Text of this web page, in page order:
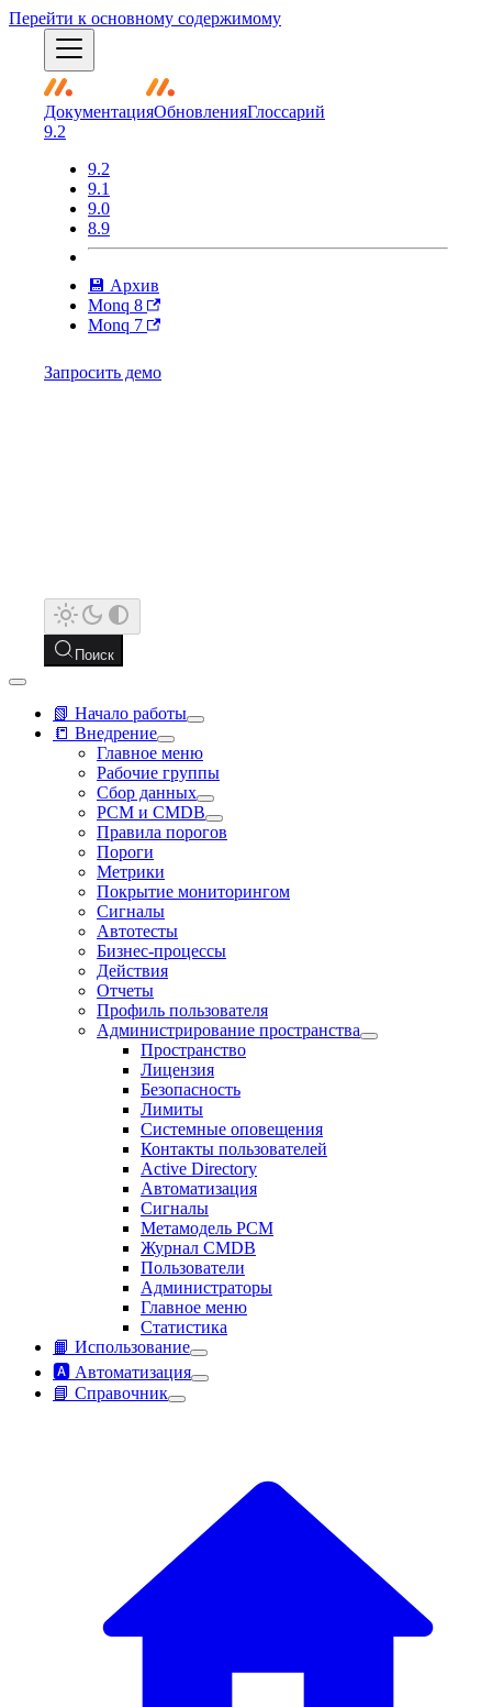
Перейти к основному содержимому
ДокументацияОбновленияГлоссарий
9.2
9.2
9.1
9.0
8.9
💾 Архив
Monq 8
Monq 7
Запросить демо
Поиск
📗 Начало работы
📒 Внедрение
Главное меню
Рабочие группы
Сбор данных
РСМ и CMDB
Правила порогов
Пороги
Метрики
Покрытие мониторингом
Сигналы
Автотесты
Бизнес-процессы
Действия
Отчеты
Профиль пользователя
Администрирование пространства
Пространство
Лицензия
Безопасность
Лимиты
Системные оповещения
Контакты пользователей
Active Directory
Автоматизация
Сигналы
Метамодель РСМ
Журнал CMDB
Пользователи
Администраторы
Главное меню
Статистика
📙 Использование
🅰️ Автоматизация
📘 Справочник